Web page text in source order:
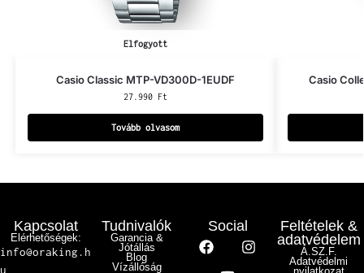
Elfogyott
Casio Classic MTP-VD300D-1EUDF
27.990 Ft
Tovább olvasom
Casio
Kapcsolat
Elérhetőségek:
info@oraking.h
u
Tudnivalók
Garancia &
Jótállás
Blog
Vízállóság
Social
Feltételek &
adatvédelem
Á.SZ.F.
Adatvédelmi